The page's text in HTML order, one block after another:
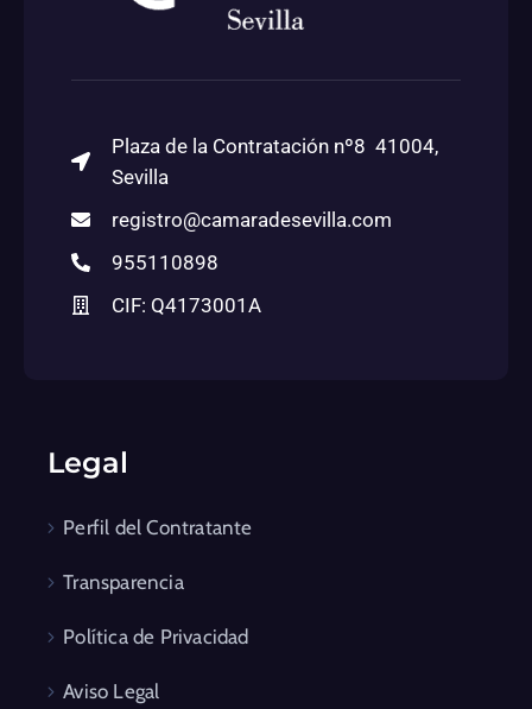
Plaza de la Contratación nº8 41004,
Sevilla
registro@camaradesevilla.com
955110898
CIF: Q4173001A
Legal
Perfil del Contratante
Transparencia
Política de Privacidad
Aviso Legal